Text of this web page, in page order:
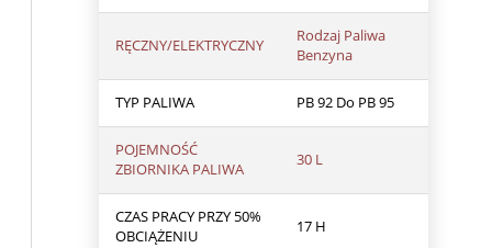
RĘCZNY/ELEKTRYCZNY
Rodzaj Paliwa
Benzyna
TYP PALIWA PB 92 Do PB 95
POJEMNOŚĆ
ZBIORNIKA PALIWA
30 L
CZAS PRACY PRZY 50%
OBCIĄŻENIU
17 H